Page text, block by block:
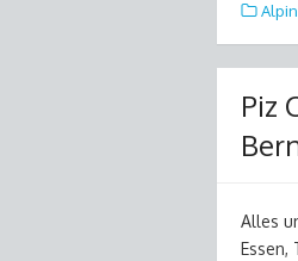
Piz
Alles
Essen,